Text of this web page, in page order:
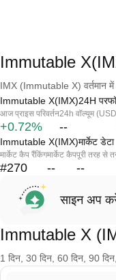
Immutable
IMX (Immutable X) वर्तमान में
Immutable X(IMX)24H
आज प्राइस परिवर्तन
+0.72%
24h वॉल्यूम
--
Immutable X(IMX)मार्केट डेटा
मार्केट कैप रैंकिंग
#270
मार्केट कैप
--
पूरी तरह से
--
साइन अप
Immutable X
1 दिन, 30 दिन, 60 दिन, 90